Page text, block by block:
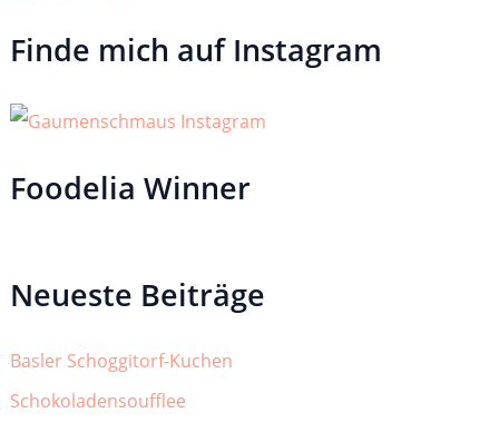
Finde mich auf Instagram
Foodelia Winner
Neueste Beiträge
Basler Schoggitorf-Kuchen
Schokoladensoufflee